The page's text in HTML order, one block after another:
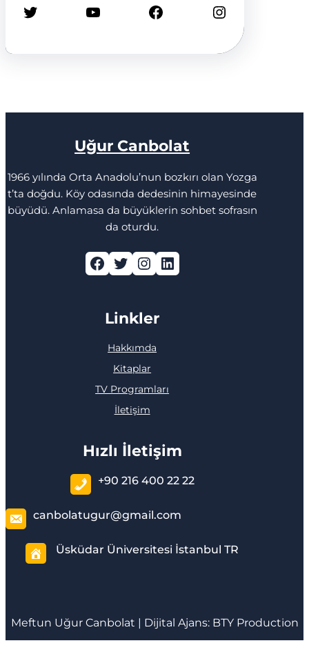
Twitter YouTube Facebook Instagram
Uğur Canbolat
1966 yılında Orta Anadolu’nun bozkırı olan Yozga
t’ta doğdu. Köy odasında dedesinin himayesinde
büyüdü. Anlamasa da büyüklerin sohbet sofrasın
da oturdu.
Facebook Twitter Instagram LinkedIn
Linkler
Hakkımda
Kitaplar
TV Programları
İletişim
Hızlı İletişim
+90 216 400 22 22
canbolatugur@gmail.com
Üsküdar Üniversitesi İstanbul TR
Meftun Uğur Canbolat | Dijital Ajans: BTY Production